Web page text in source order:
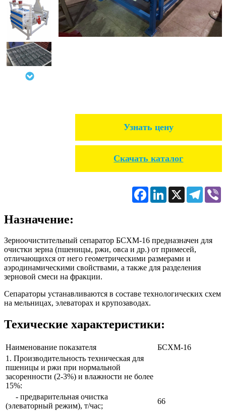
Узнать цену
Скачать каталог
FacebookLinkedIn
X
Назначение:
Зерноочистительный сепаратор БСХМ-16 предназначен для
очистки зерна (пшеницы, ржи, овса и др.) от примесей,
отличающихся от него геометрическими размерами и
аэродинамическими свойствами, а также для разделения
зерновой смеси на фракции.
Сепараторы устанавливаются в составе технологических схем
на мельницах, элеваторах и крупозаводах.
Техические характеристики:
Наименование показателя
БСХМ-16
1. Производительность техническая для
пшеницы и ржи при нормальной
засоренности (2-3%) и влажности не более
15%:
- предварительная очистка
(элеваторный режим), т/час;
66